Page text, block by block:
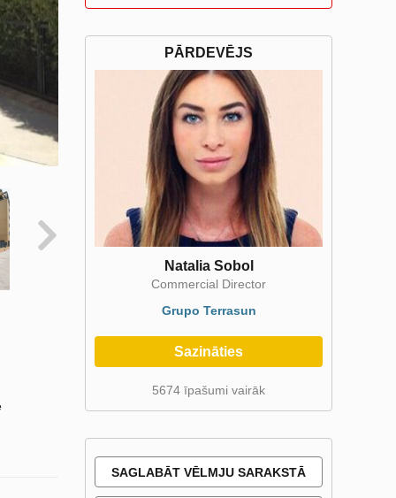
PĀRDEVĒJS
Natalia Sobol
Commercial Director
Grupo Terrasun
Sazināties
5674 īpašumi vairāk
SAGLABĀT VĒLMJU SARAKSTĀ